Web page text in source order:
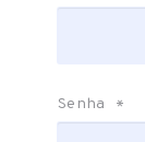
Senha *